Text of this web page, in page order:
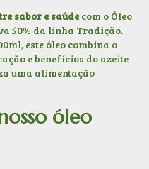
sabor e saúdecom o Óleo
50% da linha Tradição.
este óleo combina o
e benefícios do azeite
uma alimentação
óleo